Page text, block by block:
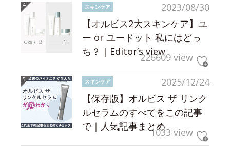
2023/08/30
スキンケア
【オルビス2大スキンケア】ユ
ー or ユードット 私にはどっ
ち？｜Editor’s view226609 view
2025/12/24
スキンケア
【保存版】オルビス ザ リンク
ルセラムのすべてをこの記事
で｜人気記事まとめ1033 view